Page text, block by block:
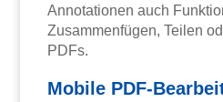
Annotationen auch
Zusammenfügen, Teilen
PDFs.
Mobile PDF-